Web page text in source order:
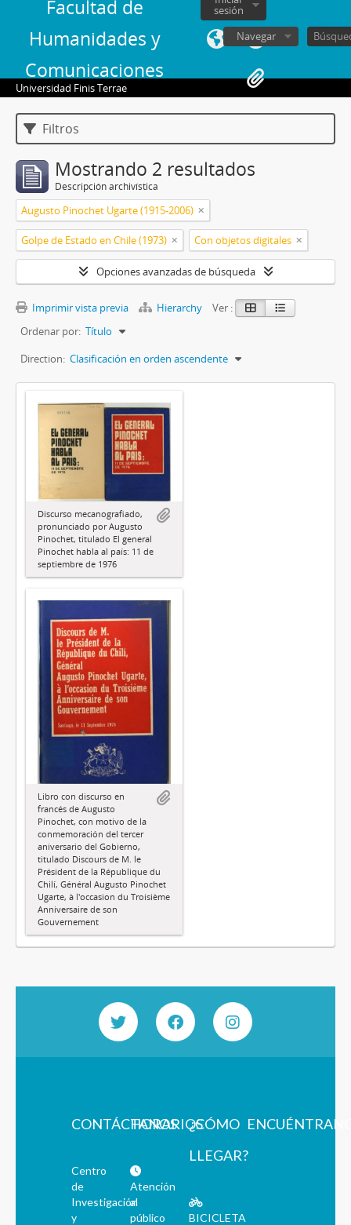
Facultad de
Humanidades y
Comunicaciones
sesión
Navegar
Universidad Finis Terrae
Filtros
Mostrando 2 resultados
Descripción archivística
Augusto Pinochet Ugarte (1915-2006)
Golpe de Estado en Chile (1973) Con objetos digitales
Opciones avanzadas de búsqueda
Imprimir vista previa Hierarchy
Ver :
Ordenar por: Título
Direction: Clasificación en orden ascendente
Discurso mecanografiado,
pronunciado por Augusto
Pinochet, titulado El general
Pinochet habla al país: 11 de
septiembre de 1976
Libro con discurso en
francés de Augusto
Pinochet, con motivo de la
conmemoración del tercer
aniversario del Gobierno,
titulado Discours de M. le
Président de la République du
Chilí, Général Augusto Pinochet
Ugarte, à l'occasion du Troisième
Anniversaire de son
Gouvernement
CONTÁCTANOS
Centro
de
Investigación
y
HORARIOS
Atención
al
público
¿CÓMO
LLEGAR?
BICICLETA